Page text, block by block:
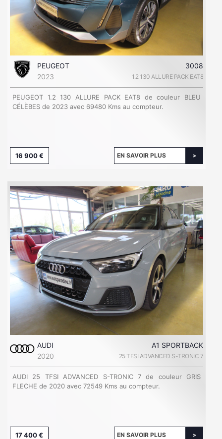
PEUGEOT
3008
2023
1.2 130 ALLURE PACK EAT8
PEUGEOT 1.2 130 ALLURE PACK EAT8 de couleur BLEU
CÉLÈBES de 2023 avec 69480 Kms au compteur.
16 900 € EN SAVOIR PLUS
AUDI
A1 SPORTBACK
2020
25 TFSI ADVANCED S-TRONIC 7
AUDI 25 TFSI ADVANCED S-TRONIC 7 de couleur GRIS
FLECHE de 2020 avec 72549 Kms au compteur.
17 400 € EN SAVOIR PLUS